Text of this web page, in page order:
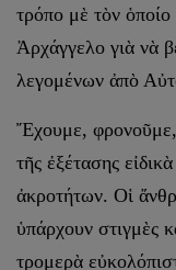
τρόπο μὲ τὸν
Ἀρχάγγελο γιὰ νὰ
λεγομένων ἀπὸ
Ἔχουμε, φρονοῦμε,
τῆς ἐξέτασης
ἀκροτήτων. Οἱ
ὑπάρχουν στιγμὲς
τρομερὰ